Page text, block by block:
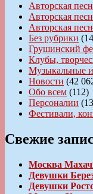
Авторская
Авторская
Авторская
Без рубрики
Грушинский
Клубы,
Музыкальные
Новости (42
Обо всем (112)
Персоналии
Фестивали,
Свежие
Москва
Девушки
Девушки